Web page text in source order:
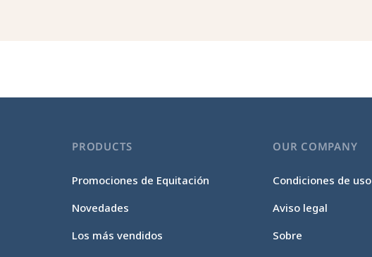
PRODUCTS
Promociones de Equitación
Novedades
Los más vendidos
OUR COMPANY
Condiciones de uso
Aviso legal
Sobre